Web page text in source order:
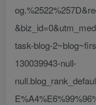
task-blog-
130039943-null-